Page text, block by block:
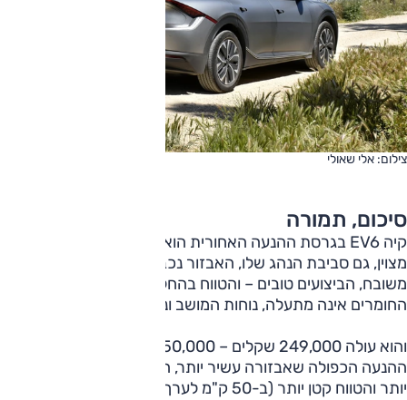
צילום: אלי שאולי
סיכום, תמורה
קיה EV6 בגרסת ההנעה האחורית הוא רכב פנאי חשמלי שנראה
מצוין, גם סביבת הנהג שלו, האבזור נכבד, המרחב מאחור
משובח, הביצועים טובים – והטווח בהחלט נאה. מנגד, איכות
החומרים אינה מתעלה, נוחות המושב ונוחות הנסיעה בינוניות.
ההנעה הכפולה שאבזורה עשיר יותר, הביצועים וגם הנוחות טובים
יותר והטווח קטן יותר (ב-50 ק"מ לערך).